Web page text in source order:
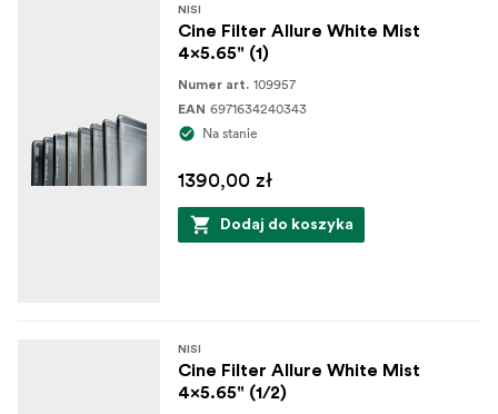
NISI
Cine Filter Allure White Mist
4x5.65" (1)
Numer art. 109957
EAN 6971634240343
Na stanie
1390,00 zł
Dodaj do koszyka
NISI
Cine Filter Allure White Mist
4x5.65" (1/2)